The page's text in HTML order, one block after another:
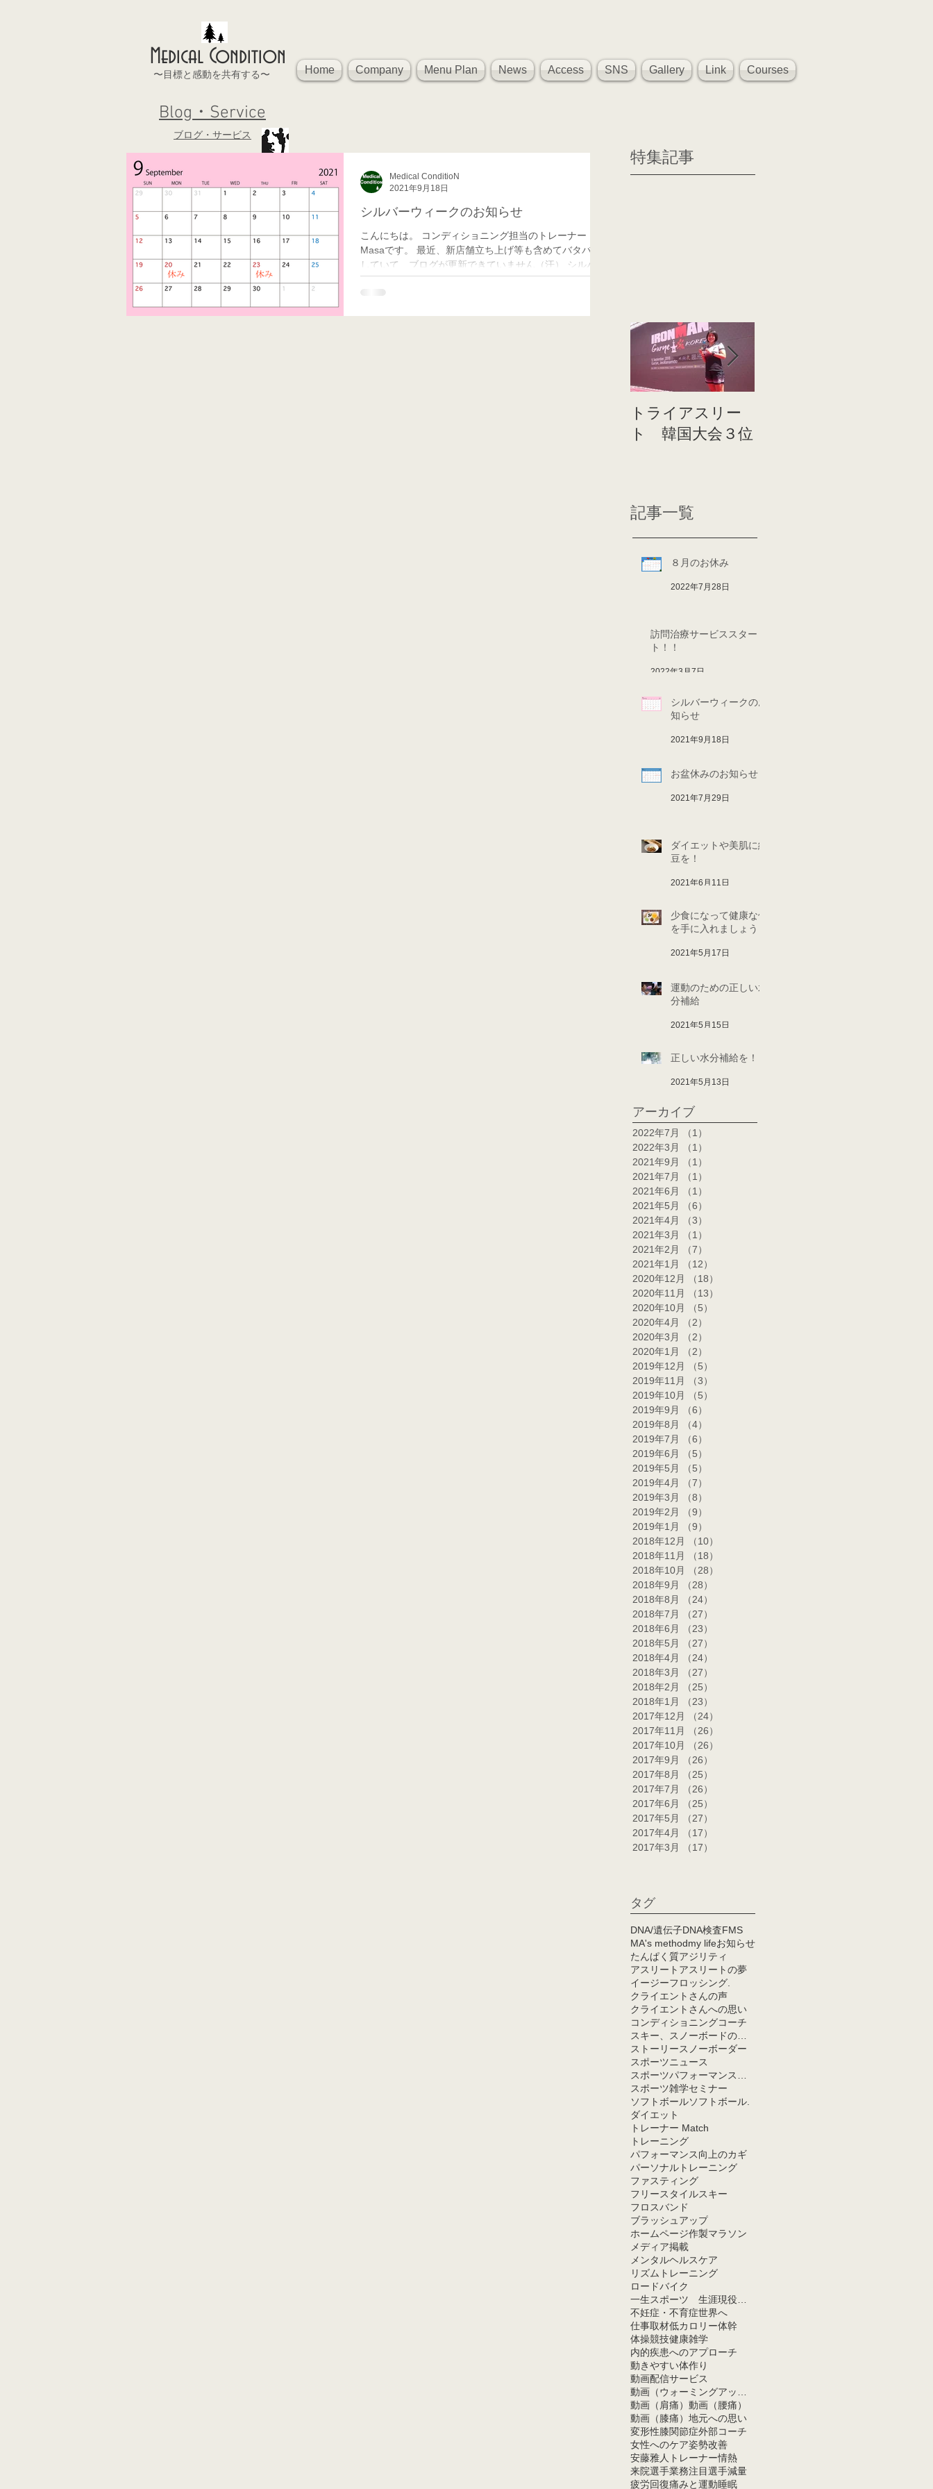
Medical Condition
〜目標と感動を共有する〜 Home Company Menu Plan News Access SNS Gallery Link Courses
Blog・Service
ブログ・サービス
シルバーウィークのお知らせ
こんにちは。 コンディショニング担当のトレーナー
Masaです。 最近、新店舗立ち上げ等も含めてバタバタ
していて、ブログが更新できていません（汗） シルバー
ウィークのお知らせをさせていただきます。 ９月２０
Medical ConditioN
2021年9月18日
特集記事
トライアスリー
ト 韓国大会３位
記事一覧
８月のお休み
2022年7月28日
訪問治療サービススター
ト！！
2022年3月7日
シルバーウィークのお
知らせ
2021年9月18日
お盆休みのお知らせ
2021年7月29日
ダイエットや美肌に納
豆を！
2021年6月11日
少食になって健康な体
を手に入れましょう！
2021年5月17日
運動のための正しい水
分補給
2021年5月15日
正しい水分補給を！
2021年5月13日
アーカイブ
2022年7月 （1）
2022年3月
（1）
2021年9月
（1）
2021年7月
（1）
2021年6月
（1）
2021年5月
（6）
2021年4月
（3）
2021年3月
（1）
2021年2月
（7）
2021年1月
（12）
2020年12月
（18）
2020年11月
（13）
2020年10月
（5）
2020年4月
（2）
2020年3月
（2）
2020年1月
（2）
2019年12月
（5）
2019年11月
（3）
2019年10月
（5）
2019年9月
（6）
2019年8月
（4）
2019年7月
（6）
2019年6月
（5）
2019年5月
（5）
2019年4月
（7）
2019年3月
（8）
2019年2月
（9）
2019年1月
（9）
2018年12月
（10）
2018年11月
（18）
2018年10月
（28）
2018年9月
（28）
2018年8月
（24）
2018年7月
（27）
2018年6月
（23）
2018年5月
（27）
2018年4月
（24）
2018年3月
（27）
2018年2月
（25）
2018年1月
（23）
2017年12月
（24）
2017年11月
（26）
2017年10月
（26）
2017年9月
（26）
2017年8月
（25）
2017年7月
（26）
2017年6月
（25）
2017年5月
（27）
2017年4月
（17）
2017年3月
（17）
タグ
DNA/遺伝子DNA検査FMS
MA's methodmy lifeお知らせ
たんぱく質アジリティ
アスリート アスリートの夢
イージーフロッシング.
クライエントさんの声
クライエントさんへの思い
コンディショニングコーチ
スキー、スノーボードの能力向上のカギ
ストーリースノーボーダー
スポーツニュース
スポーツパフォーマンス向上のヒント
スポーツ雑学セミナー
ソフトボールソフトボール.
ダイエット
トレーナー Match
トレーニング
パフォーマンス向上のカギ
パーソナルトレーニング
ファスティング
フリースタイルスキー
フロスバンド
ブラッシュアップ
ホームページ作製マラソン
メディア掲載
メンタルヘルスケア
リズムトレーニング
ロードバイク
一生スポーツ 生涯現役生活
不妊症・不育症世界へ
仕事取材低カロリー体幹
体操競技健康雑学
内的疾患へのアプローチ
動きやすい体作り
動画配信サービス
動画（ウォーミングアップ）
動画（肩痛） 動画（腰痛）
動画（膝痛） 地元への思い
変形性膝関節症外部コーチ
女性へのケア姿勢改善
安藤雅人トレーナー情熱
来院選手業務注目選手減量
疲労回復痛みと運動睡眠